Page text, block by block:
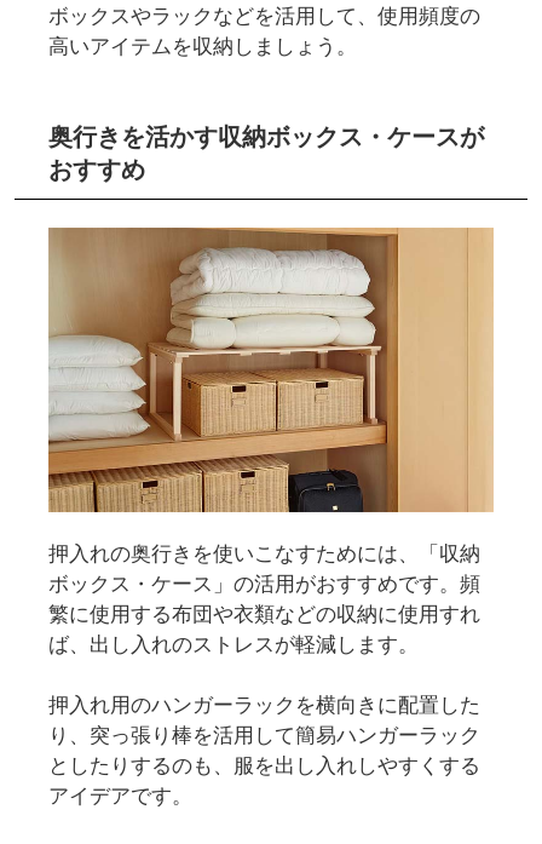
ボックスやラックなどを活用して、使用頻度の
高いアイテムを収納しましょう。
奥行きを活かす収納ボックス・ケースが
おすすめ
押入れの奥行きを使いこなすためには、「収納
ボックス・ケース」の活用がおすすめです。頻
繁に使用する布団や衣類などの収納に使用すれ
ば、出し入れのストレスが軽減します。
押入れ用のハンガーラックを横向きに配置した
り、突っ張り棒を活用して簡易ハンガーラック
としたりするのも、服を出し入れしやすくする
アイデアです。